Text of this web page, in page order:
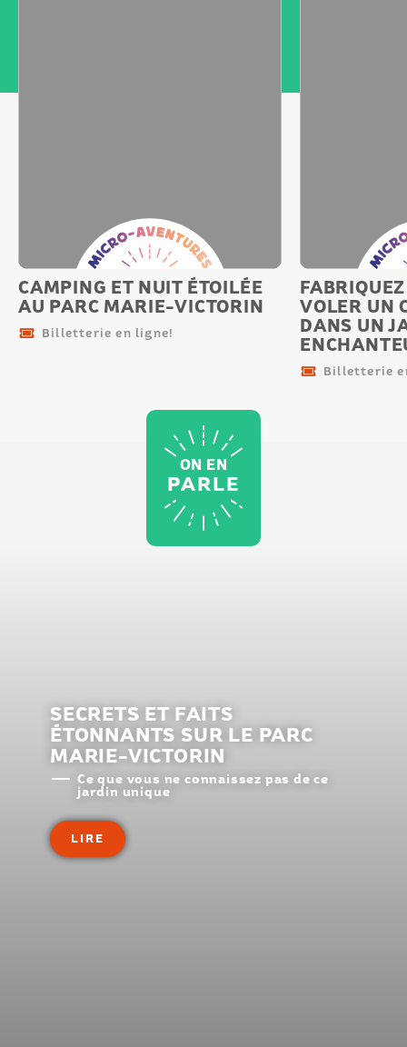
Micro-
aventure
CAMPING ET NUIT ÉTOILÉE
AU PARC MARIE-VICTORIN
Billetterie en ligne!
Micro-
VOLER UN
DANS UN
Billetterie
ON EN
PARLE
SECRETS ET FAITS
ÉTONNANTS SUR LE PARC
MARIE-VICTORIN
Ce que vous ne connaissez pas de ce
jardin unique
LIRE